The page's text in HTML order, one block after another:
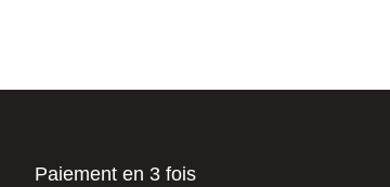
Paiement en 3 fois